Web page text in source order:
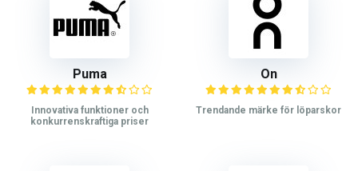
Puma
Innovativa funktioner och
konkurrenskraftiga priser
On
Trendande märke för löparskor